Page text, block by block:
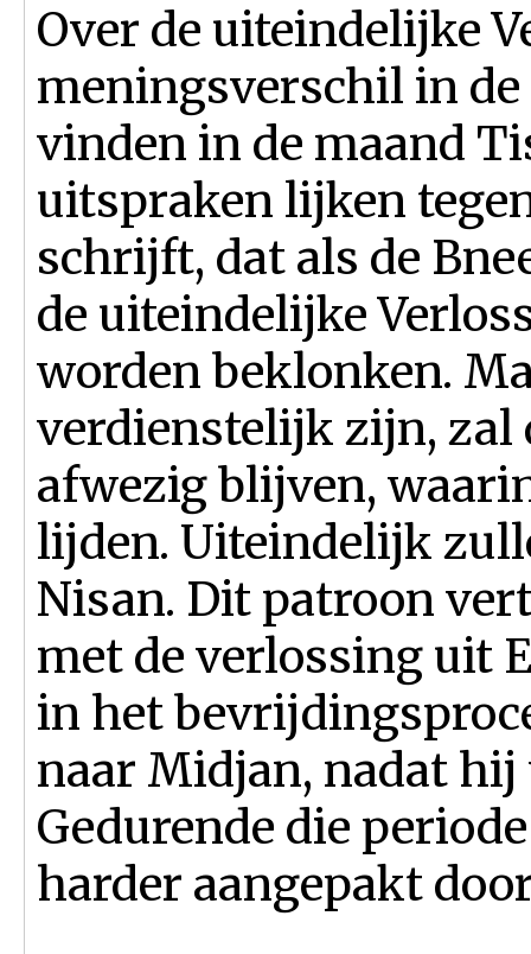
Over de uiteindelijke
meningsverschil in
vinden in de maand
uitspraken lijken
schrijft, dat als de
de uiteindelijke
worden beklonken.
verdienstelijk zijn, zal
afwezig blijven,
lijden. Uiteindelijk
Nisan. Dit patroon
met de verlossing uit
in het
naar Midjan, nadat hij
Gedurende die
harder aangepakt